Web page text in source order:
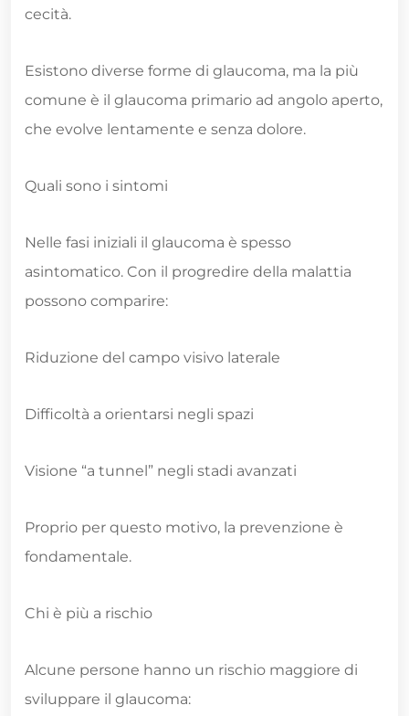
cecità.
Esistono diverse forme di glaucoma, ma la più
comune è il glaucoma primario ad angolo aperto,
che evolve lentamente e senza dolore.
Quali sono i sintomi
Nelle fasi iniziali il glaucoma è spesso
asintomatico. Con il progredire della malattia
possono comparire:
Riduzione del campo visivo laterale
Difficoltà a orientarsi negli spazi
Visione “a tunnel” negli stadi avanzati
Proprio per questo motivo, la prevenzione è
fondamentale.
Chi è più a rischio
Alcune persone hanno un rischio maggiore di
sviluppare il glaucoma: